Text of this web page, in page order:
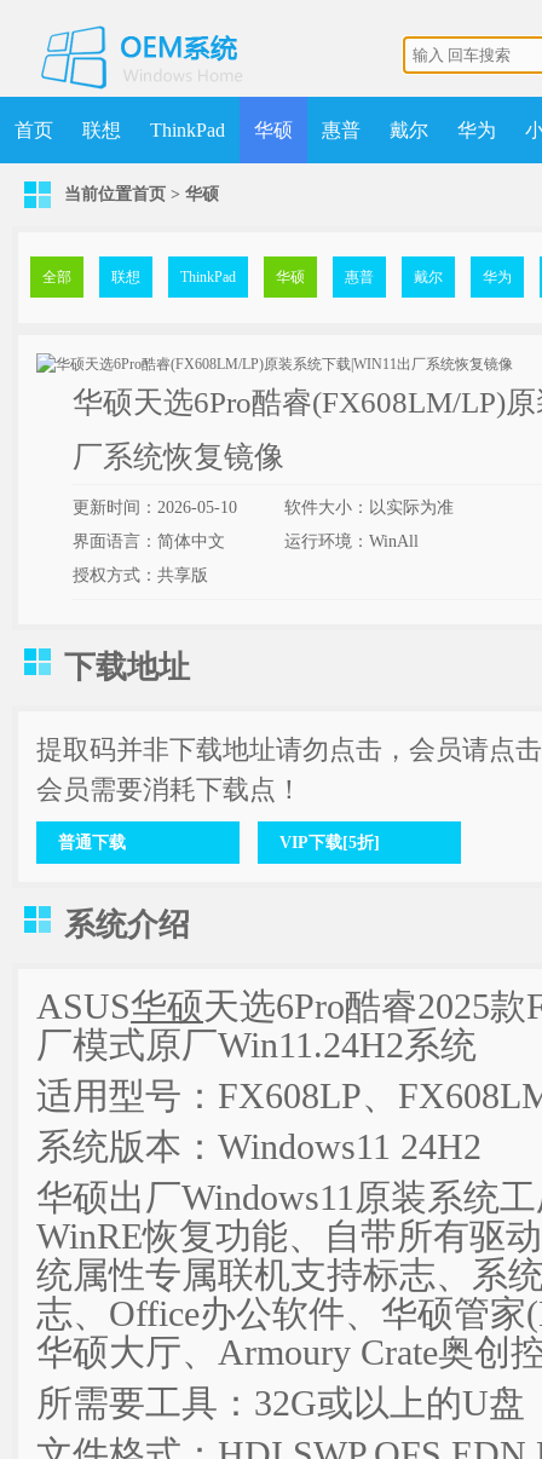
首页 联想 ThinkPad 华硕 惠普 戴尔 华为
机械师 MSDN 清华同方
当前位置首页 > 华硕
全部 联想 ThinkPad 华硕 惠普 戴尔 华为
华硕天选6Pro酷睿(FX608LM/LP)
厂系统恢复镜像
更新时间：2026-05-10
软件大小：以实际为准
界面语言：简体中文
运行环境：WinAll
授权方式：共享版
下载地址
提取码并非下载地址请勿点击，会员请点
会员需要消耗下载点！
普通下载 VIP下载[5折]
系统介绍
ASUS华硕天选6Pro酷睿2025
厂模式原厂Win11.24H2系统
适用型号：FX608LP、
系统版本：Windows11 24H2
华硕出厂Windows11原装系统
WinRE恢复功能、自带所有驱
统属性专属联机支持标志、系
志、Office办公软件、华硕管
华硕大厅、Armoury Crate奥创
所需要工具：32G或以上的U盘